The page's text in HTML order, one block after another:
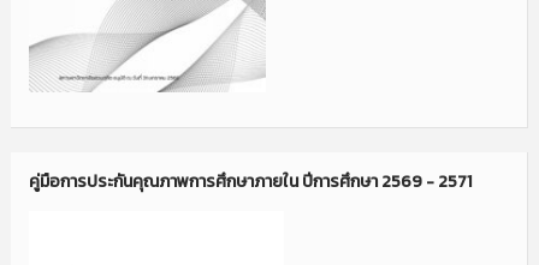
คู่มือการประกันคุณภาพการศึกษาภายใน ปีการศึกษา 2569 - 2571